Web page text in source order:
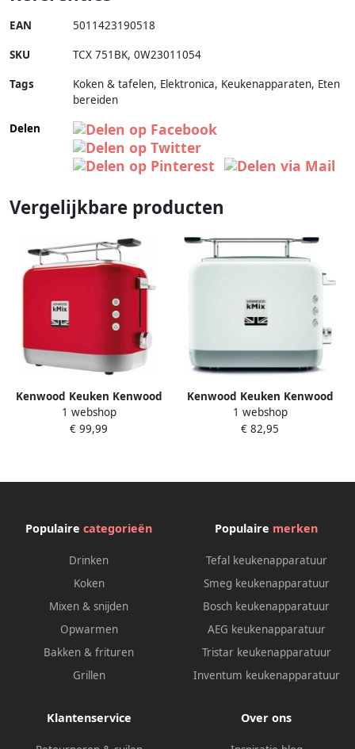
EAN 5011423190518
SKU TCX 751BK, 0W23011054
Tags
Koken & tafelen, Elektronica, Keukenapparaten, Eten
bereiden
Delen
Vergelijkbare producten
Kenwood Keuken Kenwood
kMix TCX751RD Broodrooster
Rood
1 webshop
€ 99,99
Kenwood Keuken Kenwood
kMix TCX751WH
Broodrooster Wit
1 webshop
€ 82,95
Populaire categorieën
Drinken
Koken
Mixen & snijden
Opwarmen
Bakken & frituren
Grillen
Populaire merken
Tefal keukenapparatuur
Smeg keukenapparatuur
Bosch keukenapparatuur
AEG keukenapparatuur
Tristar keukenapparatuur
Inventum keukenapparatuur
Klantenservice Over ons